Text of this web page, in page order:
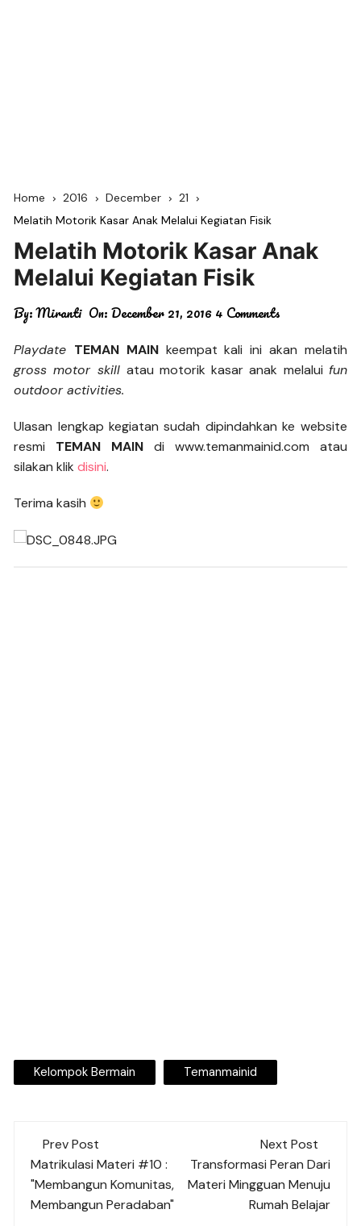
Home 2016 December
21
Melatih Motorik Kasar Anak Melalui Kegiatan Fisik
Melatih Motorik Kasar Anak
Melalui Kegiatan Fisik
By:Miranti On:December 21, 20164 Comments
Playdate TEMAN MAIN keempat kali ini akan melatih
gross motor skill atau motorik kasar anak melalui fun
outdoor activities.
Ulasan lengkap kegiatan sudah dipindahkan ke website
resmi TEMAN MAIN di www.temanmainid.com atau
silakan klikdisini.
Terima kasih
Kelompok Bermain Temanmainid
Post
navigation
Prev Post
Matrikulasi Materi #10 :
"Membangun Komunitas,
Membangun Peradaban"
Next Post
Transformasi Peran Dari
Materi Mingguan Menuju
Rumah Belajar